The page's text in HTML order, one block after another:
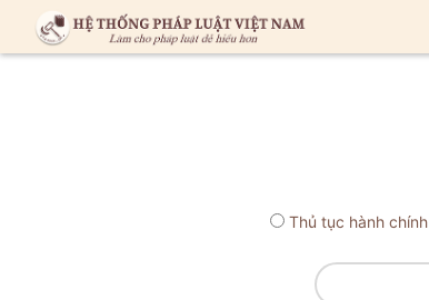
Thủ tục hành chính